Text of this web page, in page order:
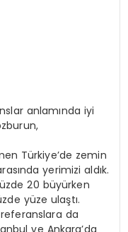
anlamında iyi
Türkiye’de zemin
yerimizi aldık.
20 büyürken
yüze ulaştı.
da
ve Ankara’da